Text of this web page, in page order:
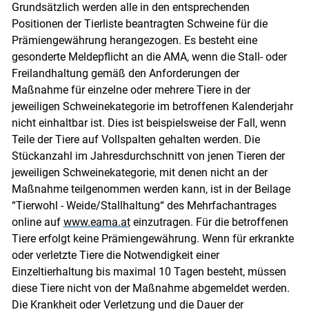
Skip to main content
Grundsätzlich werden alle in den entsprechenden
Positionen der Tierliste beantragten Schweine für die
Prämiengewährung herangezogen. Es besteht eine
gesonderte Meldepflicht an die AMA, wenn die Stall- oder
Freilandhaltung gemäß den Anforderungen der
Maßnahme für einzelne oder mehrere Tiere in der
jeweiligen Schweinekategorie im betroffenen Kalenderjahr
nicht einhaltbar ist. Dies ist beispielsweise der Fall, wenn
Teile der Tiere auf Vollspalten gehalten werden. Die
Stückanzahl im Jahresdurchschnitt von jenen Tieren der
jeweiligen Schweinekategorie, mit denen nicht an der
Maßnahme teilgenommen werden kann, ist in der Beilage
“Tierwohl - Weide/Stallhaltung“ des Mehrfachantrages
online auf www.eama.ateinzutragen. Für die betroffenen
Tiere erfolgt keine Prämiengewährung. Wenn für erkrankte
oder verletzte Tiere die Notwendigkeit einer
Einzeltierhaltung bis maximal 10 Tagen besteht, müssen
diese Tiere nicht von der Maßnahme abgemeldet werden.
Die Krankheit oder Verletzung und die Dauer der